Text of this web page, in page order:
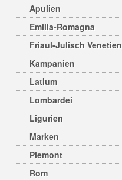
Apulien
Emilia-Romagna
Friaul-Julisch Venetien
Kampanien
Latium
Lombardei
Ligurien
Marken
Piemont
Rom